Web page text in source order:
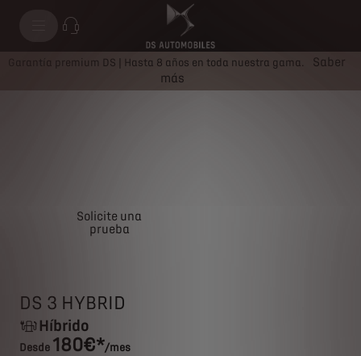
Garantía premium DS | Hasta 8 años en toda nuestra gama.
Saber
más
Solicite una
prueba
DS 3 HYBRID
Híbrido
Desde 180€*/mes
DS 3 HYBRID